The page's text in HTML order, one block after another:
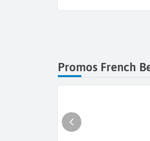
Promos French